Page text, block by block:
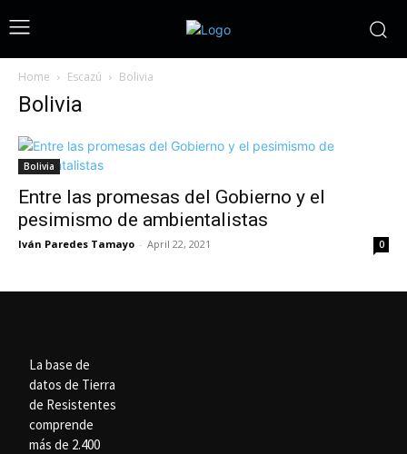
Home Escazú Bolivia
Bolivia
Bolivia
Entre las promesas del Gobierno y el
pesimismo de ambientalistas
Iván Paredes Tamayo - April 22, 2021 0
La base de
datos de Tierra
de Resistentes
comprende
más de 2.400